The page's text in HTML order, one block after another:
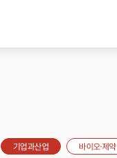
기업과산업 바이오·제약